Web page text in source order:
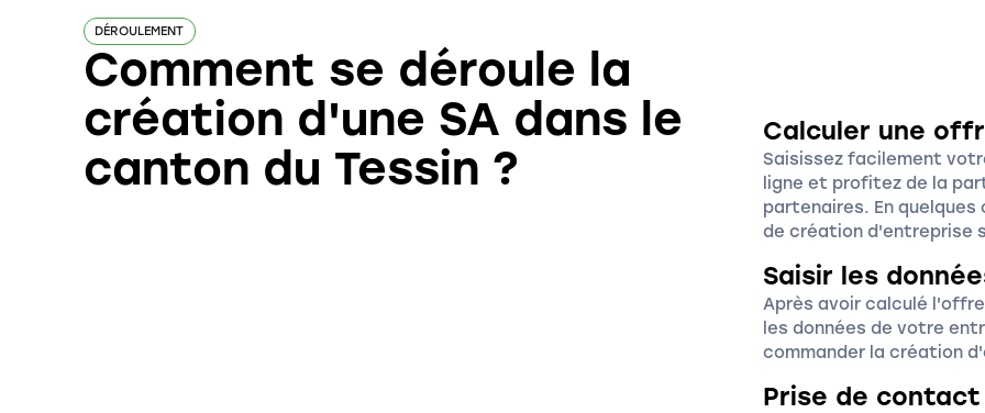
DÉROULEMENT
Comment se déroule la
création d'une SA dans le
canton du Tessin ?
Calculer une
Saisissez facilement
ligne et profitez de la
partenaires. En
de création d'entreprise
Saisir les
Après avoir calculé
les données de votre
commander la création
Prise de contact